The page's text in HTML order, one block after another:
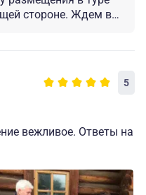
Ждем вас
5
вежливое. Ответы на